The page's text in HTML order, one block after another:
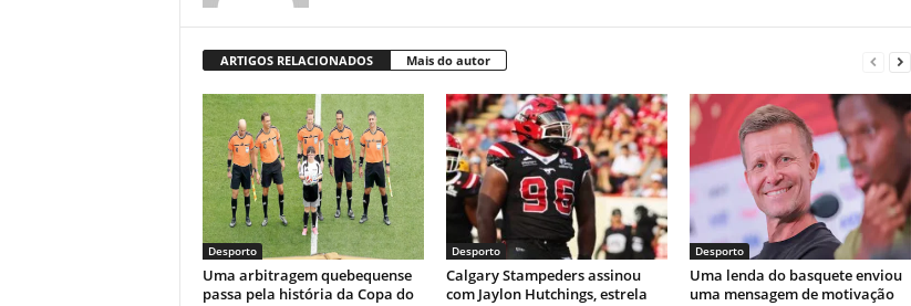
ARTIGOS RELACIONADOS Mais do autor
Desporto
Uma arbitragem quebequense
passa pela história da Copa do
Desporto
Calgary Stampeders assinou
com Jaylon Hutchings, estrela
Desporto
Uma lenda do basquete enviou
uma mensagem de motivação